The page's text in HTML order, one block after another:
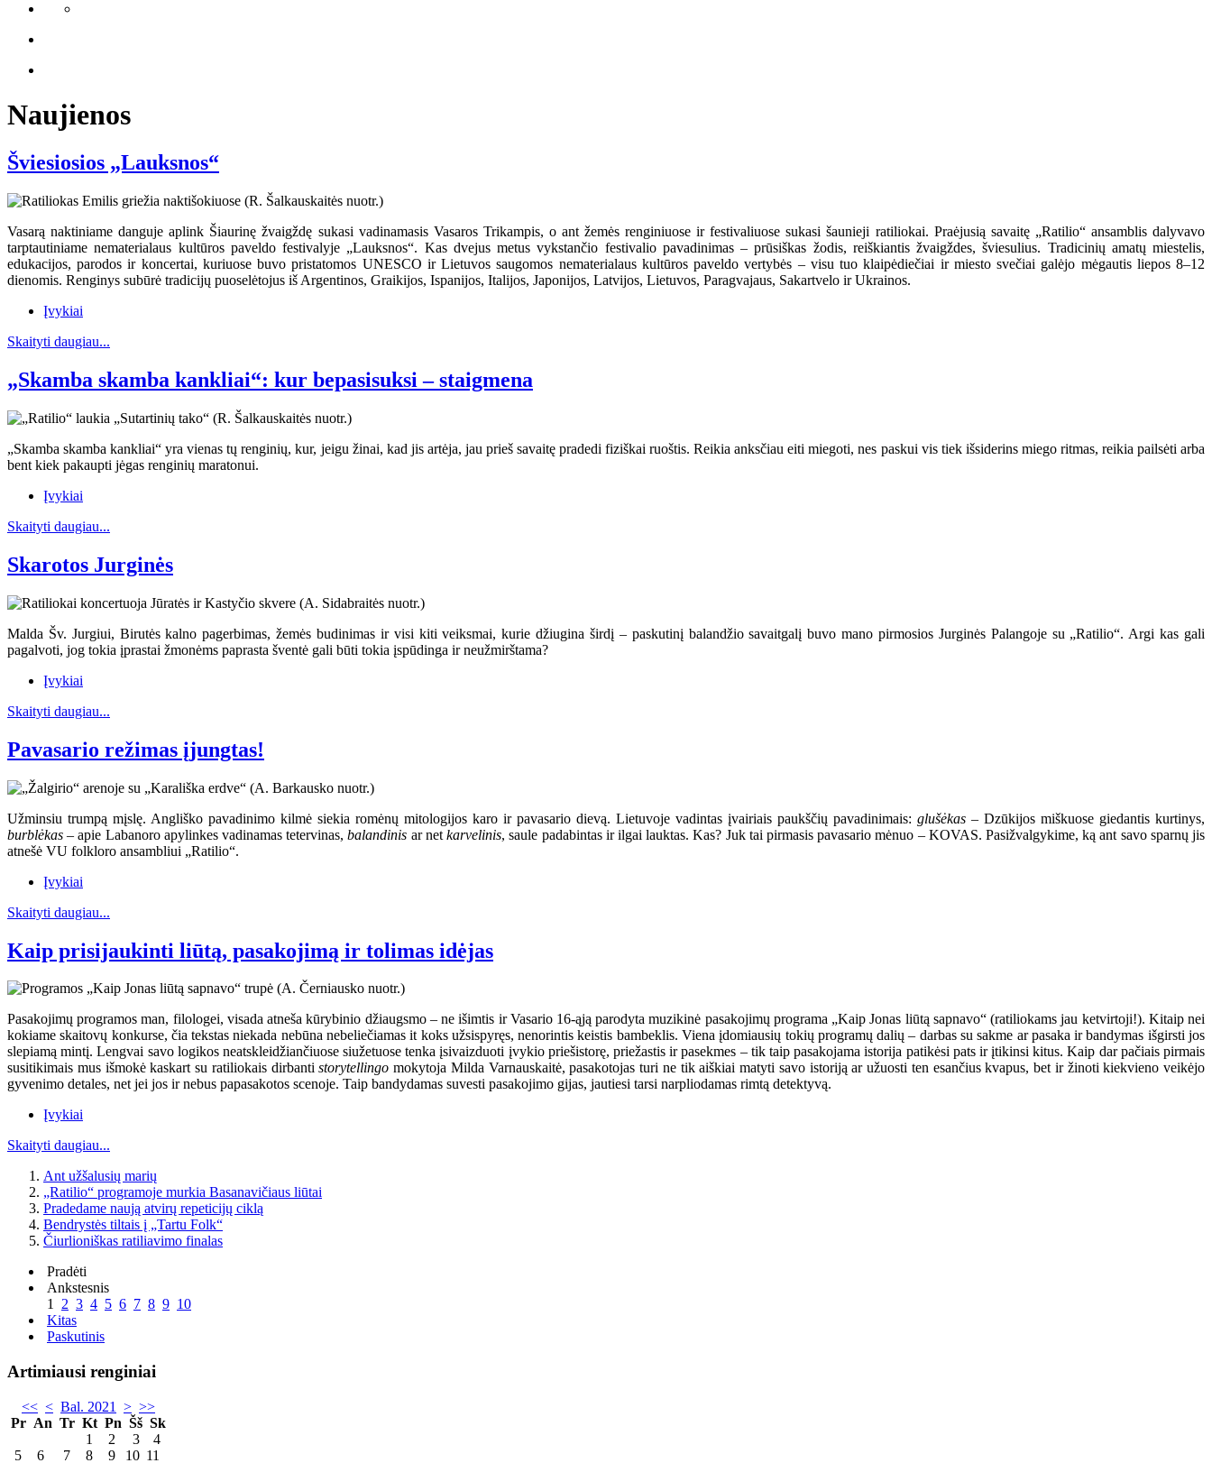
Naujienos
Šviesiosios „Lauksnos“
Vasarą naktiniame danguje aplink Šiaurinę žvaigždę sukasi vadinamasis Vasaros Trikampis, o ant žemės renginiuose ir festivaliuose sukasi šaunieji ratiliokai. Praėjusią savaitę „Ratilio“ ansamblis dalyvavo
tarptautiniame nematerialaus kultūros paveldo festivalyje „Lauksnos“. Kas dvejus metus vykstančio festivalio pavadinimas – prūsiškas žodis, reiškiantis žvaigždes, šviesulius. Tradicinių amatų miestelis,
edukacijos, parodos ir koncertai, kuriuose buvo pristatomos UNESCO ir Lietuvos saugomos nematerialaus kultūros paveldo vertybės – visu tuo klaipėdiečiai ir miesto svečiai galėjo mėgautis liepos 8–12
dienomis. Renginys subūrė tradicijų puoselėtojus iš Argentinos, Graikijos, Ispanijos, Italijos, Japonijos, Latvijos, Lietuvos, Paragvajaus, Sakartvelo ir Ukrainos.
Įvykiai
Skaityti daugiau...
„Skamba skamba kankliai“: kur bepasisuksi – staigmena
„Skamba skamba kankliai“ yra vienas tų renginių, kur, jeigu žinai, kad jis artėja, jau prieš savaitę pradedi fiziškai ruoštis. Reikia anksčiau eiti miegoti, nes paskui vis tiek išsiderins miego ritmas, reikia pailsėti arba
bent kiek pakaupti jėgas renginių maratonui.
Įvykiai
Skaityti daugiau...
Skarotos Jurginės
Malda Šv. Jurgiui, Birutės kalno pagerbimas, žemės budinimas ir visi kiti veiksmai, kurie džiugina širdį – paskutinį balandžio savaitgalį buvo mano pirmosios Jurginės Palangoje su „Ratilio“. Argi kas gali
pagalvoti, jog tokia įprastai žmonėms paprasta šventė gali būti tokia įspūdinga ir neužmirštama?
Įvykiai
Skaityti daugiau...
Pavasario režimas įjungtas!
Užminsiu trumpą mįslę. Angliško pavadinimo kilmė siekia romėnų mitologijos karo ir pavasario dievą. Lietuvoje vadintas įvairiais paukščių pavadinimais: glušėkas – Dzūkijos miškuose giedantis kurtinys,
burblėkas– apie Labanoro apylinkes vadinamas tetervinas,balandinis ar netkarvelinis, saule padabintas ir ilgai lauktas. Kas? Juk tai pirmasis pavasario mėnuo – KOVAS. Pasižvalgykime, ką ant savo sparnų jis
atnešė VU folkloro ansambliui „Ratilio“.
Įvykiai
Skaityti daugiau...
Kaip prisijaukinti liūtą, pasakojimą ir tolimas idėjas
Pasakojimų programos man, filologei, visada atneša kūrybinio džiaugsmo – ne išimtis ir Vasario 16-ąją parodyta muzikinė pasakojimų programa „Kaip Jonas liūtą sapnavo“ (ratiliokams jau ketvirtoji!). Kitaip nei
kokiame skaitovų konkurse, čia tekstas niekada nebūna nebeliečiamas it koks užsispyręs, nenorintis keistis bambeklis. Viena įdomiausių tokių programų dalių – darbas su sakme ar pasaka ir bandymas išgirsti jos
slepiamą mintį. Lengvai savo logikos neatskleidžiančiuose siužetuose tenka įsivaizduoti įvykio priešistorę, priežastis ir pasekmes – tik taip pasakojama istorija patikėsi pats ir įtikinsi kitus. Kaip dar pačiais pirmais
susitikimais mus išmokė kaskart su ratiliokais dirbantistorytellingo mokytoja Milda Varnauskaitė, pasakotojas turi ne tik aiškiai matyti savo istoriją ar užuosti ten esančius kvapus, bet ir žinoti kiekvieno veikėjo
gyvenimo detales, net jei jos ir nebus papasakotos scenoje. Taip bandydamas suvesti pasakojimo gijas, jautiesi tarsi narpliodamas rimtą detektyvą.
Įvykiai
Skaityti daugiau...
Ant užšalusių marių
„Ratilio“ programoje murkia Basanavičiaus liūtai
Pradedame naują atvirų repeticijų ciklą
Bendrystės tiltais į „Tartu Folk“
Čiurlioniškas ratiliavimo finalas
Pradėti
Ankstesnis
1 2 3 4 5 6 7 8 9 10
Kitas
Paskutinis
Artimiausi renginiai
<< < Bal. 2021 > >>
Pr An Tr Kt Pn Šš Sk
1
2 3
4
5
6 7 8 9 10 11